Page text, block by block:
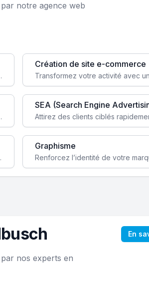
notre agence web
attirer plus de clients.
Création de site e-commerce
à nos stratégies SEO.
SEA (Search Engine
sociale sur mesure.
Graphisme
En
nos experts en